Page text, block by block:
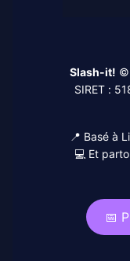
Slash-it! ©
SIRET :
📍 Basé à
💻 Et
📅